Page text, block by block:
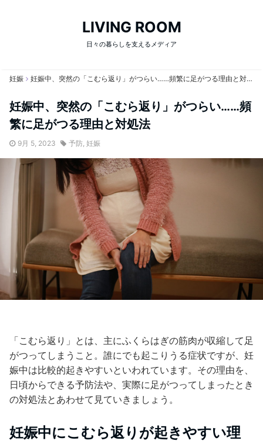
LIVING ROOM
日々の暮らしを支えるメディア
妊娠 妊娠中、突然の「こむら返り」がつらい……頻繁に足がつる理由と対処法
妊娠中、突然の「こむら返り」がつらい……頻
繁に足がつる理由と対処法
9月 5, 2023 予防, 妊娠
「こむら返り」とは、主にふくらはぎの筋肉が収縮して足
がつってしまうこと。誰にでも起こりうる症状ですが、妊
娠中は比較的起きやすいといわれています。その理由を、
日頃からできる予防法や、実際に足がつってしまったとき
の対処法とあわせて見ていきましょう。
妊娠中にこむら返りが起きやすい理